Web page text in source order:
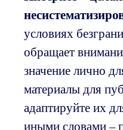
условиях
обращает
значение лично
материалы для
адаптируйте их
иными словами –